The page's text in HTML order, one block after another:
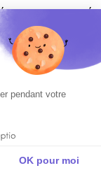
κανονισμούς,
και υπεύθυνη
είναι όχι μόνο
επιτυχή πλοήγηση
ψηφιακή εποχή.